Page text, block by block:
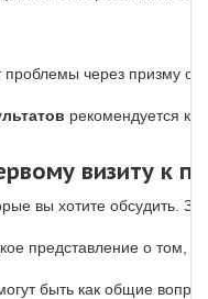
через призму
рекомендуется
визиту к
вы хотите обсудить.
представление о том,
быть как общие